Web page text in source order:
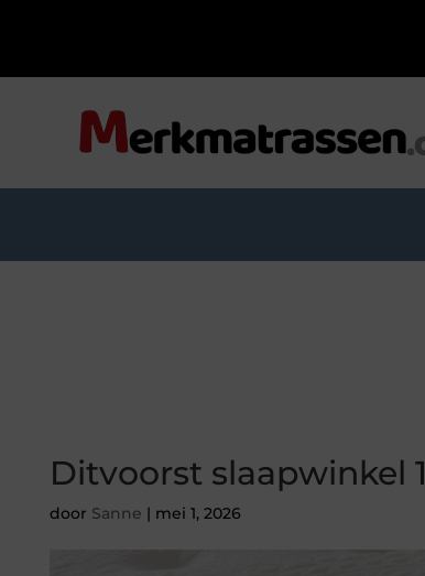
Ditvoorst slaapwinkel 1
door Sanne | mei 1, 2026